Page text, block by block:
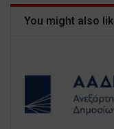
You might also